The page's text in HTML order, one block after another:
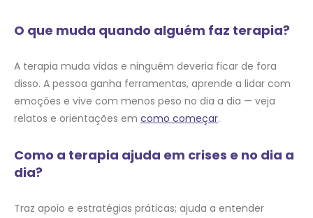
O que muda quando alguém faz terapia?
A terapia muda vidas e ninguém deveria ficar de fora
disso. A pessoa ganha ferramentas, aprende a lidar com
emoções e vive com menos peso no dia a dia — veja
relatos e orientações em como começar.
Como a terapia ajuda em crises e no dia a
dia?
Traz apoio e estratégias práticas; ajuda a entender